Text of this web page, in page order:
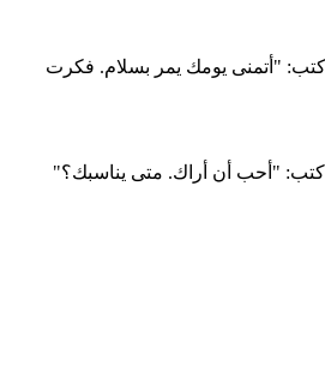
"أتمنى يومك يمر بسلام. فكرت
"أحب أن أراك. متى يناسبك؟"